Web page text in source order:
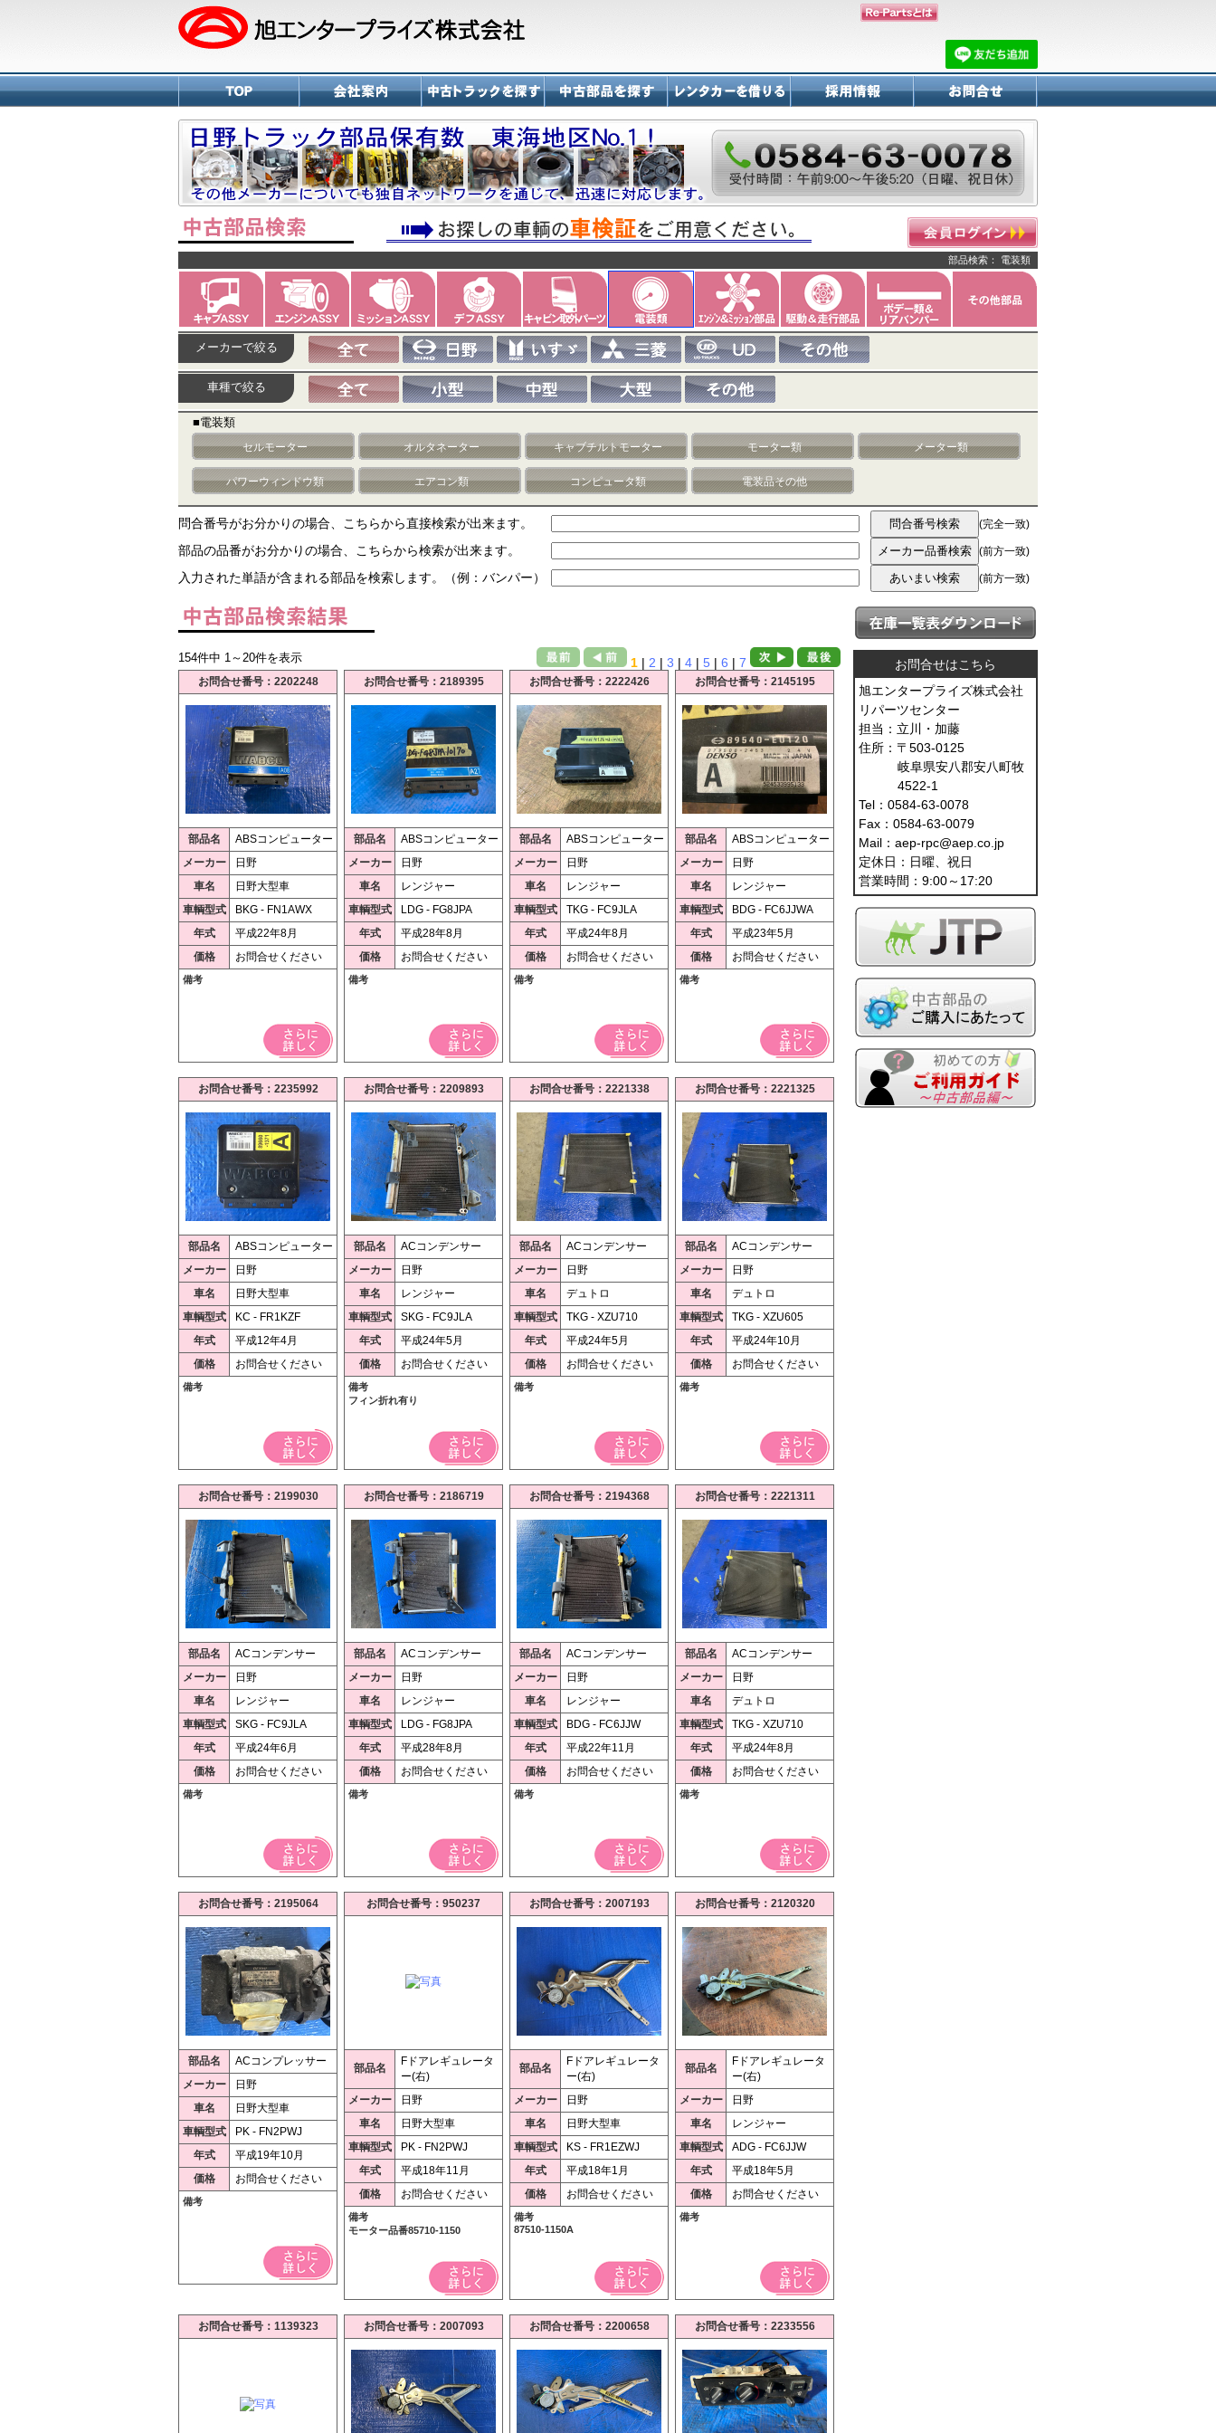
部品検索： 電装類
メーカーで絞る
車種で絞る
■電装類
セルモーター オルタネーター キャブチルトモーター モーター類 メーター類
パワーウィンドウ類 エアコン類 コンピュータ類 電装品その他
問合番号がお分かりの場合、こちらから直接検索が出来ます。 (完全一致)
部品の品番がお分かりの場合、こちらから検索が出来ます。 (前方一致)
入力された単語が含まれる部品を検索します。（例：バンパー） (前方一致)
154件中 1～20件を表示 1 | 2 | 3 | 4 | 5 | 6 | 7
お問合せ番号：2202248
部品名
ABSコンピューター
メーカー
日野
車名
日野大型車
車輌型式
BKG - FN1AWX
年式
平成22年8月
価格
お問合せください
備考
お問合せ番号：2189395
部品名
ABSコンピューター
メーカー
日野
車名
レンジャー
車輌型式
LDG - FG8JPA
年式
平成28年8月
価格
お問合せください
備考
お問合せ番号：2222426
部品名
ABSコンピューター
メーカー
日野
車名
レンジャー
車輌型式
TKG - FC9JLA
年式
平成24年8月
価格
お問合せください
備考
お問合せ番号：2145195
部品名
ABSコンピューター
メーカー
日野
車名
レンジャー
車輌型式
BDG - FC6JJWA
年式
平成23年5月
価格
お問合せください
備考
お問合せ番号：2235992
部品名
ABSコンピューター
メーカー
日野
車名
日野大型車
車輌型式
KC - FR1KZF
年式
平成12年4月
価格
お問合せください
備考
お問合せ番号：2209893
部品名
ACコンデンサー
メーカー
日野
車名
レンジャー
車輌型式
SKG - FC9JLA
年式
平成24年5月
価格
お問合せください
備考
フィン折れ有り
お問合せ番号：2221338
部品名
ACコンデンサー
メーカー
日野
車名
デュトロ
車輌型式
TKG - XZU710
年式
平成24年5月
価格
お問合せください
備考
お問合せ番号：2221325
部品名
ACコンデンサー
メーカー
日野
車名
デュトロ
車輌型式
TKG - XZU605
年式
平成24年10月
価格
お問合せください
備考
お問合せ番号：2199030
部品名
ACコンデンサー
メーカー
日野
車名
レンジャー
車輌型式
SKG - FC9JLA
年式
平成24年6月
価格
お問合せください
備考
お問合せ番号：2186719
部品名
ACコンデンサー
メーカー
日野
車名
レンジャー
車輌型式
LDG - FG8JPA
年式
平成28年8月
価格
お問合せください
備考
お問合せ番号：2194368
部品名
ACコンデンサー
メーカー
日野
車名
レンジャー
車輌型式
BDG - FC6JJW
年式
平成22年11月
価格
お問合せください
備考
お問合せ番号：2221311
部品名
ACコンデンサー
メーカー
日野
車名
デュトロ
車輌型式
TKG - XZU710
年式
平成24年8月
価格
お問合せください
備考
お問合せ番号：2195064
部品名
ACコンプレッサー
メーカー
日野
車名
日野大型車
車輌型式
PK - FN2PWJ
年式
平成19年10月
価格
お問合せください
備考
お問合せ番号：950237
部品名
Fドアレギュレータ
ー(右)
メーカー
日野
車名
日野大型車
車輌型式
PK - FN2PWJ
年式
平成18年11月
価格
お問合せください
備考
モーター品番85710-1150
お問合せ番号：2007193
部品名
Fドアレギュレータ
ー(右)
メーカー
日野
車名
日野大型車
車輌型式
KS - FR1EZWJ
年式
平成18年1月
価格
お問合せください
備考
87510-1150A
お問合せ番号：2120320
部品名
Fドアレギュレータ
ー(右)
メーカー
日野
車名
レンジャー
車輌型式
ADG - FC6JJW
年式
平成18年5月
価格
お問合せください
備考
お問合せ番号：1139323 お問合せ番号：2007093 お問合せ番号：2200658 お問合せ番号：2233556
お問合せはこちら
旭エンタープライズ株式会社
リパーツセンター
担当：立川・加藤
住所：〒503-0125
岐阜県安八郡安八町牧
4522-1
Tel：0584-63-0078
Fax：0584-63-0079
Mail：aep-rpc@aep.co.jp
定休日：日曜、祝日
営業時間：9:00～17:20